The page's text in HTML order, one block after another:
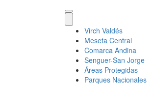
Virch Valdés
Meseta Central
Comarca Andina
Senguer-San Jorge
Áreas Protegidas
Parques Nacionales